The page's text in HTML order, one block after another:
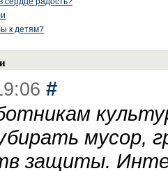
к детям?
#
мусор,
защиты.